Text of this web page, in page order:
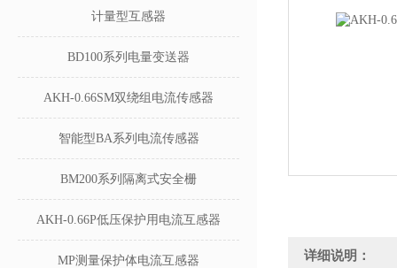
计量型互感器
BD100系列电量变送器
AKH-0.66SM双绕组电流传感器
智能型BA系列电流传感器
BM200系列隔离式安全栅
AKH-0.66P低压保护用电流互感器
MP测量保护体电流互感器 详细说明：